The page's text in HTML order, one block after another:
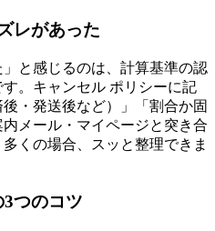
レがあった
」と感じるのは、計算基準の認
。キャンセル ポリシーに記
・発送後など）」「割合か固
メール・マイページと突き合
くの場合、スッと整理できま
つのコツ